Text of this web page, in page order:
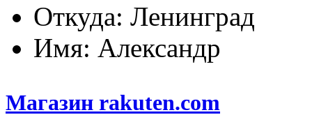
Откуда: Ленинград
Имя: Александр
Магазин rakuten.com